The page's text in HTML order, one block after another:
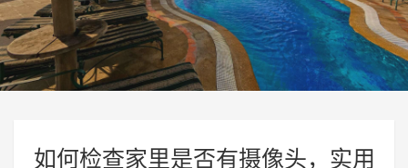
如何检查家里是否有摄像头，实用